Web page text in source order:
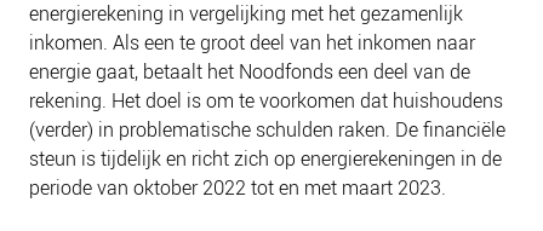
energierekening in vergelijking met het gezamenlijk
inkomen. Als een te groot deel van het inkomen naar
energie gaat, betaalt het Noodfonds een deel van de
rekening. Het doel is om te voorkomen dat huishoudens
(verder) in problematische schulden raken. De financiële
steun is tijdelijk en richt zich op energierekeningen in de
periode van oktober 2022 tot en met maart 2023.